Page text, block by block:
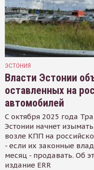
ЭСТОНИЯ
Власти Эстонии
оставленных на
автомобилей
С октября 2025 года
Эстонии начнет
возле КПП на
- если их законные
месяц - продавать. Об
издание ERR